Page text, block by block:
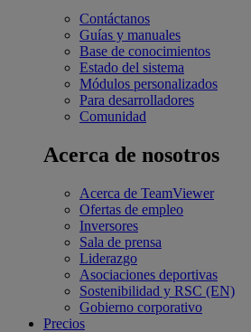
Contáctanos
Guías y manuales
Base de conocimientos
Estado del sistema
Módulos personalizados
Para desarrolladores
Comunidad
Acerca de nosotros
Acerca de TeamViewer
Ofertas de empleo
Inversores
Sala de prensa
Liderazgo
Asociaciones deportivas
Sostenibilidad y RSC (EN)
Gobierno corporativo
Precios